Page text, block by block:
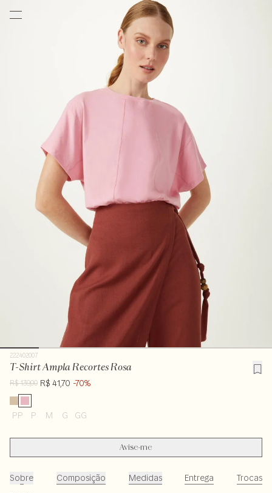
222402007
T-Shirt Ampla Recortes Rosa
R$ 139,00 R$ 41,70 -70%
PP P M G GG
Avise-me
Sobre Composição Medidas Entrega Trocas